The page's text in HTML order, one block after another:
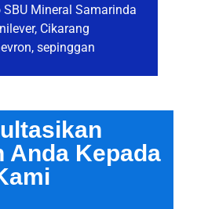
Mineral Samarinda
Cikarang
sepinggan
Anda Kepada